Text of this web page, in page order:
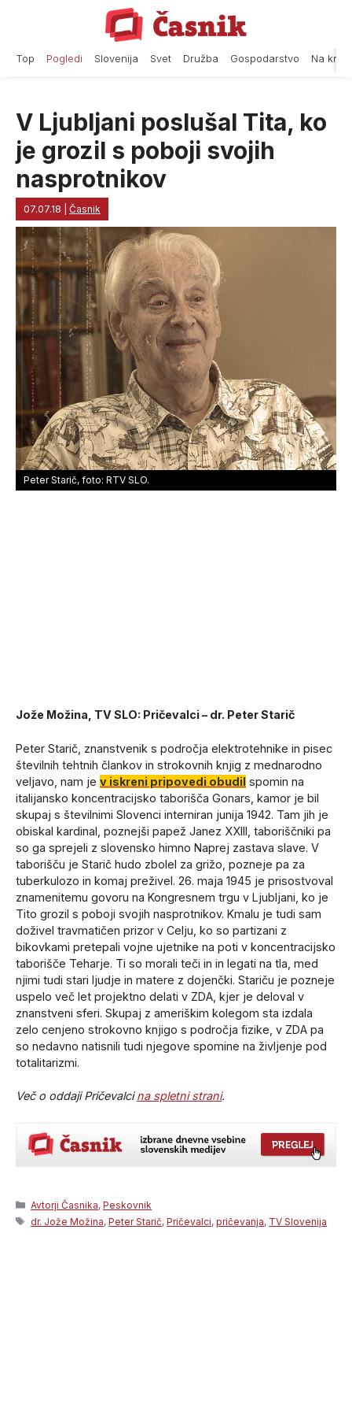
Top Pogledi Slovenija Svet Družba Gospodarstvo Na
V Ljubljani poslušal Tita, ko
je grozil s poboji svojih
nasprotnikov
07.07.18 Časnik
Peter Starič, foto: RTV SLO.
Jože Možina, TV SLO: Pričevalci – dr. Peter Starič
Peter Starič, znanstvenik s področja elektrotehnike in pisec
številnih tehtnih člankov in strokovnih knjig z mednarodno
veljavo, nam je v iskreni pripovedi obudil spomin na
italijansko koncentracijsko taborišča Gonars, kamor je bil
skupaj s številnimi Slovenci interniran junija 1942. Tam jih je
obiskal kardinal, poznejši papež Janez XXIII, taboriščniki pa
so ga sprejeli z slovensko himno Naprej zastava slave. V
taborišču je Starič hudo zbolel za grižo, pozneje pa za
tuberkulozo in komaj preživel. 26. maja 1945 je prisostvoval
znamenitemu govoru na Kongresnem trgu v Ljubljani, ko je
Tito grozil s poboji svojih nasprotnikov. Kmalu je tudi sam
doživel travmatičen prizor v Celju, ko so partizani z
bikovkami pretepali vojne ujetnike na poti v koncentracijsko
taborišče Teharje. Ti so morali teči in in legati na tla, med
njimi tudi stari ljudje in matere z dojenčki. Stariču je pozneje
uspelo več let projektno delati v ZDA, kjer je deloval v
znanstveni sferi. Skupaj z ameriškim kolegom sta izdala
zelo cenjeno strokovno knjigo s področja fizike, v ZDA pa
so nedavno natisnili tudi njegove spomine na življenje pod
totalitarizmi.
Več o oddaji Pričevalcina spletni strani.
Categories
Avtorji Časnika,Peskovnik
Tags
dr. Jože Možina,Peter Starič,Pričevalci,pričevanja, TV Slovenija